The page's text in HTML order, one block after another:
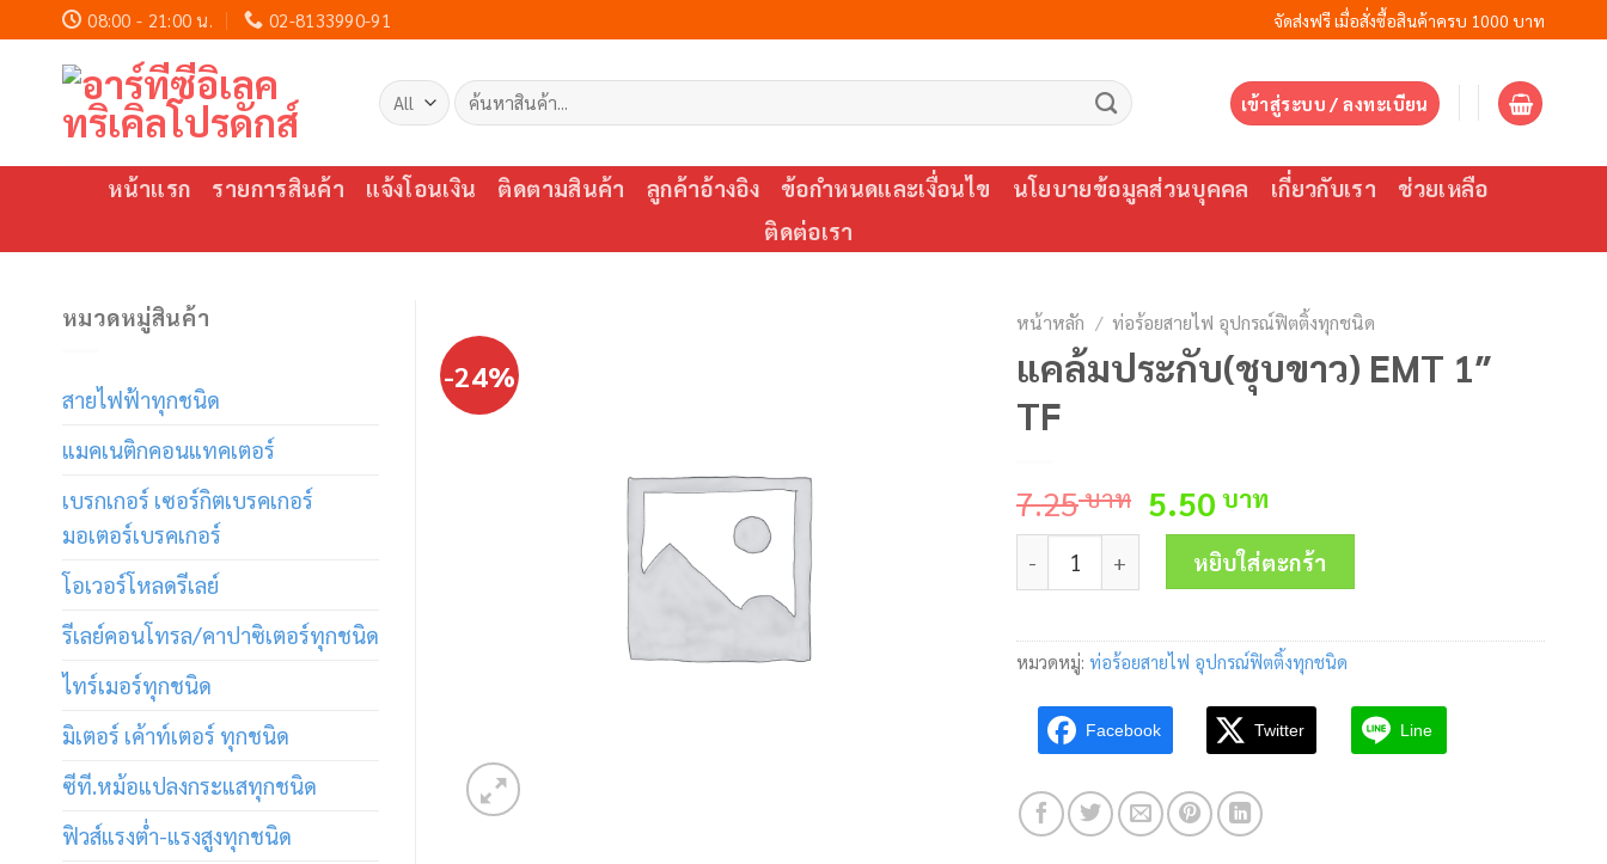
content
08:00 - 21:00 น. 02-8133990-91 จัดส่งฟรี เมื่อสั่งซื้อสินค้าครบ 1000 บาท
ค้นหา: เข้าสู่ระบบ / ลงทะเบียน
หน้าแรก รายการสินค้า แจ้งโอนเงิน ติดตามสินค้า ลูกค้าอ้างอิง ข้อกำหนดและเงื่อนไข นโยบายข้อมูลส่วนบุคคล เกี่ยวกับเรา
ช่วยเหลือ
ติดต่อเรา
หมวดหมู่สินค้า
สายไฟฟ้าทุกชนิด
แมคเนติกคอนแทคเตอร์
เบรกเกอร์ เซอร์กิตเบรคเกอร์
มอเตอร์เบรคเกอร์
โอเวอร์โหลดรีเลย์
รีเลย์คอนโทรล/คาปาซิเตอร์ทุกชนิด
ไทร์เมอร์ทุกชนิด
มิเตอร์ เค้าท์เตอร์ ทุกชนิด
ซีที.หม้อแปลงกระแสทุกชนิด
ฟิวส์แรงต่ำ-แรงสูงทุกชนิด
-24%
หน้าหลัก / ท่อร้อยสายไฟ อุปกรณ์ฟิตติ้งทุกชนิด
แคล้มประกับ(ชุบขาว) EMT 1″
TF
7.25บาท Original
price
was:
7.25 บาท.
5.50 บาท
price
is:
5.50 บาท.
จำนวน แคล้มประกับ(ชุบขาว) EMT 1" TF ชิ้น
หยิบใส่ตะกร้า
หมวดหมู่: ท่อร้อยสายไฟ อุปกรณ์ฟิตติ้งทุกชนิด
Facebook Twitter Line